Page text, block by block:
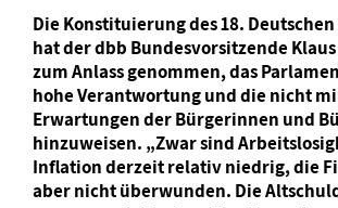
Die Konstituierung des 18.
hat der dbb Bundesvorsitzende
zum Anlass genommen, das
hohe Verantwortung und die nicht
Erwartungen der Bürgerinnen und
hinzuweisen. „Zwar sind
Inflation derzeit relativ niedrig, die
aber nicht überwunden. Die